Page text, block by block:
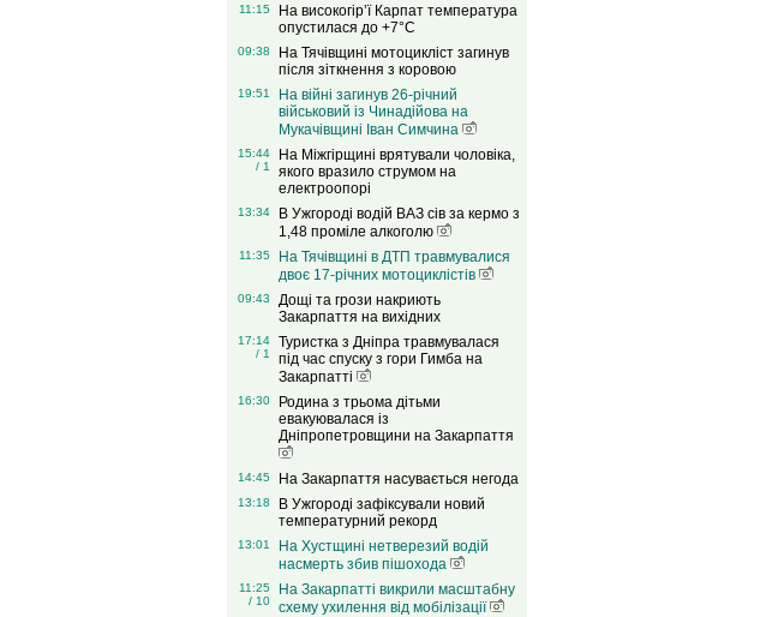
11:15
На високогір’ї Карпат температура
опустилася до +7°C
09:38
На Тячівщині мотоцикліст загинув
після зіткнення з коровою
19:51
На війні загинув 26-річний
військовий із Чинадійова на
Мукачівщині Іван Симчина
15:44
/ 1
На Міжгірщині врятували чоловіка,
якого вразило струмом на
електроопорі
13:34
В Ужгороді водій ВАЗ сів за кермо з
1,48 проміле алкоголю
11:35
На Тячівщині в ДТП травмувалися
двоє 17-річних мотоциклістів
09:43
Дощі та грози накриють
Закарпаття на вихідних
17:14
/ 1
Туристка з Дніпра травмувалася
під час спуску з гори Гимба на
Закарпатті
16:30
Родина з трьома дітьми
евакуювалася із
Дніпропетровщини на Закарпаття
14:45 На Закарпаття насувається негода
13:18
В Ужгороді зафіксували новий
температурний рекорд
13:01
На Хустщині нетверезий водій
насмерть збив пішохода
11:25
/ 10
На Закарпатті викрили масштабну
схему ухилення від мобілізації